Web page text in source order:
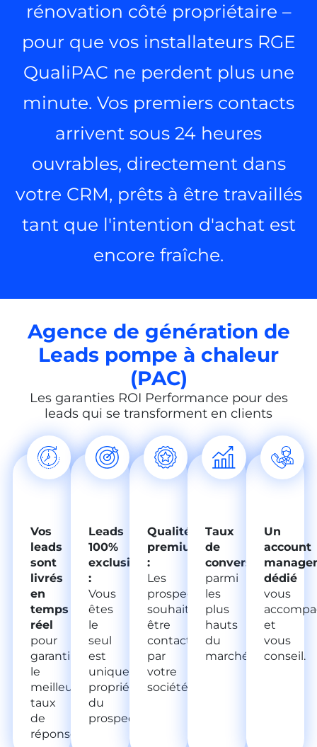
rénovation côté propriétaire –
pour que vos installateurs RGE
QualiPAC ne perdent plus une
minute. Vos premiers contacts
arrivent sous 24 heures
ouvrables, directement dans
votre CRM, prêts à être travaillés
tant que l'intention d'achat est
encore fraîche.
Agence de génération de
Leads pompe à chaleur
(PAC)
Les garanties ROI Performance pour des
leads qui se transforment en clients
Vos
leads
sont
livrés
en
temps
réel
pour
garantir
le
meilleur
taux
de
réponse.
Leads
100%
exclusifs
:
Vous
êtes
le
seul
est
unique
propriétaire
du
prospect.
Qualité
premium
:
Les
prospects
souhaitent
être
contactés
par
votre
société.
Taux
de
conversion
parmi
les
plus
hauts
du
marché.
Un
account
manager
dédié
vous
et
vous
conseil.